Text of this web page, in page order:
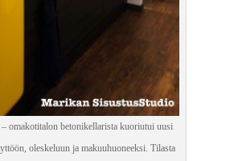
omakotitalon betonikellarista kuoriutui uusi
oleskeluun ja makuuhuoneeksi. Tilasta